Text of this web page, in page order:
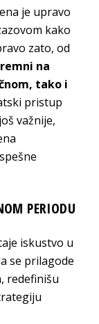
je upravo
kako
zato, od
na
tako i
pristup
važnije,
PERIODU
iskustvo u
se prilagode
redefinišu